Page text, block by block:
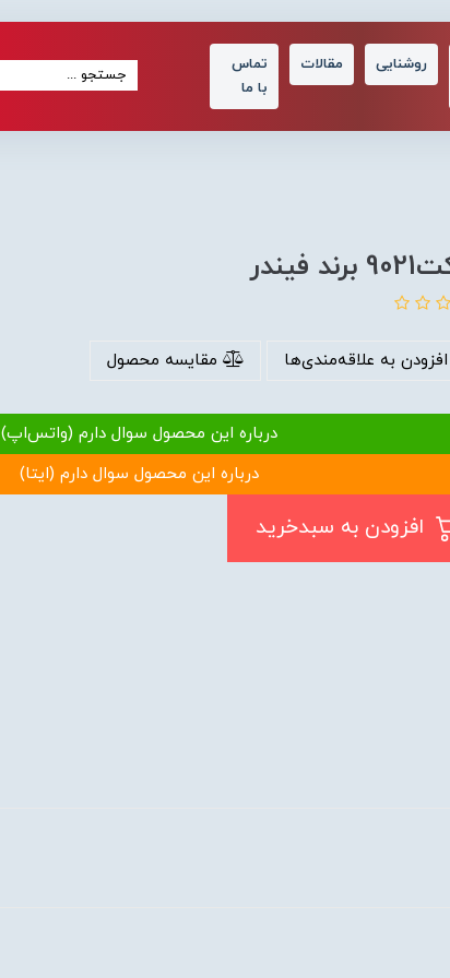
روشنایی مقالات
تماس
با ما
فیندر
مقایسه محصول
درباره این محصول سوال دارم (واتس‌اپ)
درباره این محصول سوال دارم (ایتا)